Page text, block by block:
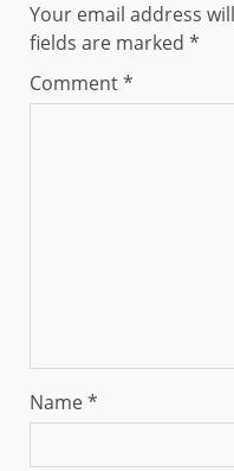
Your email address
fields are marked *
Comment*
Name*